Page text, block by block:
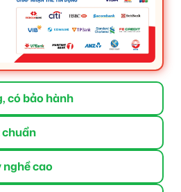
có bảo hành
cao